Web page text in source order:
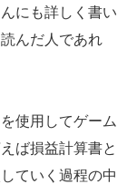
にも詳しく書い
んだ人であれ
使用してゲーム
ば損益計算書と
ていく過程の中